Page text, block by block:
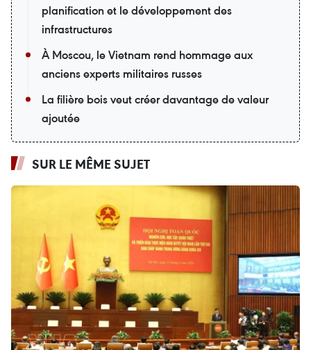
planification et le développement des
infrastructures
À Moscou, le Vietnam rend hommage aux
anciens experts militaires russes
La filière bois veut créer davantage de valeur
ajoutée
SUR LE MÊME SUJET